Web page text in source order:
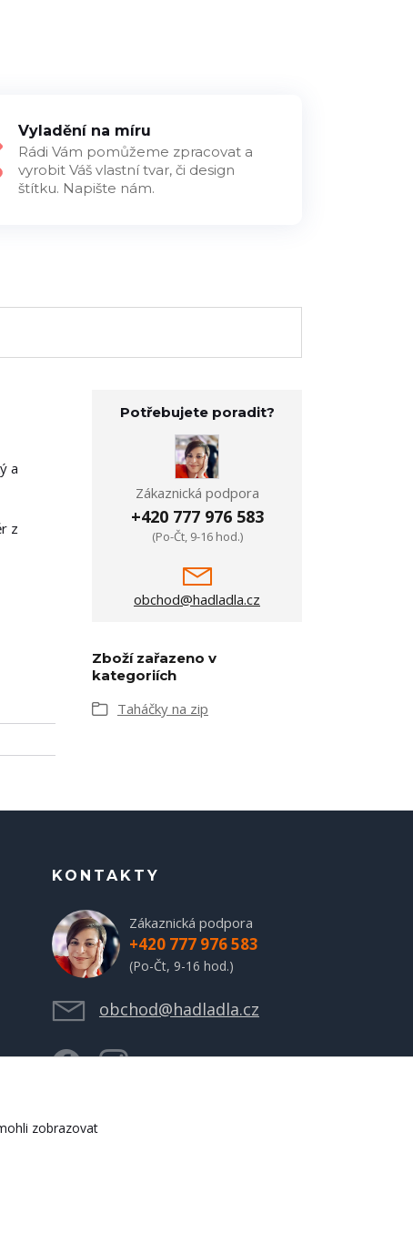
Vyladění na míru
Rádi Vám pomůžeme zpracovat a
vyrobit Váš vlastní tvar, či design
štítku. Napište nám.
a
z
Potřebujete poradit?
Zákaznická podpora
+420 777 976 583
(Po-Čt, 9-16 hod.)
obchod@hadladla.cz
Zboží zařazeno v
kategoriích
Taháčky na zip
KONTAKTY
Zákaznická podpora
+420 777 976 583
(Po-Čt, 9-16 hod.)
obchod@hadladla.cz
zobrazovat